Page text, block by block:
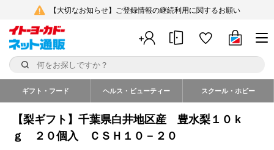
【大切なお知らせ】ご登録情報の継続利用に関するお願い
ギフト・フード ヘルス・ビューティー スクール・ホビー
【梨ギフト】千葉県白井地区産 豊水梨１０ｋ
ｇ ２０個入 ＣＳＨ１０－２０